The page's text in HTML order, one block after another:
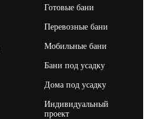
Готовые бани
Перевозные бани
Мобильные бани
Бани под усадку
Дома под усадку
Индивидуальный
проект